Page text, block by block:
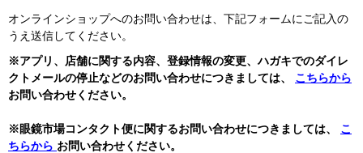
オンラインショップへのお問い合わせは、下記フォームにご記入の
うえ送信してください。
※アプリ、店舗に関する内容、登録情報の変更、ハガキでのダイレ
クトメールの停止などのお問い合わせにつきましては、 こちらから
お問い合わせください。
※眼鏡市場コンタクト便に関するお問い合わせにつきましては、 こ
ちらから お問い合わせください。